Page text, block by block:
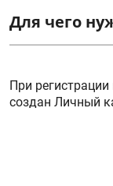
Для чего
При
создан Личный